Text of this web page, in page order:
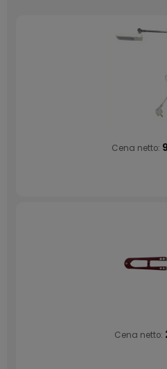
Cena netto:
Cena netto: